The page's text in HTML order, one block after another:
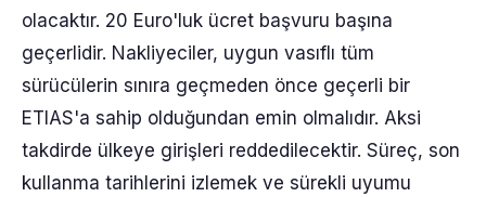
olacaktır. 20 Euro'luk ücret başvuru başına
geçerlidir. Nakliyeciler, uygun vasıflı tüm
sürücülerin sınıra geçmeden önce geçerli bir
ETIAS'a sahip olduğundan emin olmalıdır. Aksi
takdirde ülkeye girişleri reddedilecektir. Süreç, son
kullanma tarihlerini izlemek ve sürekli uyumu